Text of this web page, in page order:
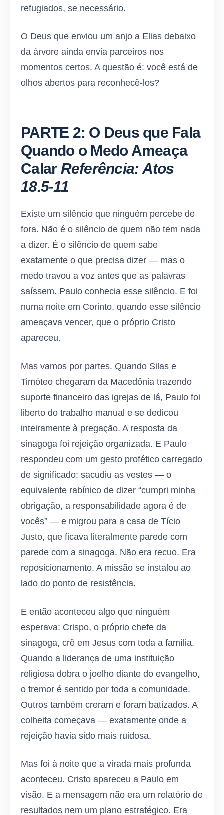
refugiados, se necessário.
O Deus que enviou um anjo a Elias debaixo
da árvore ainda envia parceiros nos
momentos certos. A questão é: você está de
olhos abertos para reconhecê-los?
PARTE 2: O Deus que Fala
Quando o Medo Ameaça
Calar Referência: Atos
18.5-11
Existe um silêncio que ninguém percebe de
fora. Não é o silêncio de quem não tem nada
a dizer. É o silêncio de quem sabe
exatamente o que precisa dizer — mas o
medo travou a voz antes que as palavras
saíssem. Paulo conhecia esse silêncio. E foi
numa noite em Corinto, quando esse silêncio
ameaçava vencer, que o próprio Cristo
apareceu.
Mas vamos por partes. Quando Silas e
Timóteo chegaram da Macedônia trazendo
suporte financeiro das igrejas de lá, Paulo foi
liberto do trabalho manual e se dedicou
inteiramente à pregação. A resposta da
sinagoga foi rejeição organizada. E Paulo
respondeu com um gesto profético carregado
de significado: sacudiu as vestes — o
equivalente rabínico de dizer “cumpri minha
obrigação, a responsabilidade agora é de
vocês” — e migrou para a casa de Tício
Justo, que ficava literalmente parede com
parede com a sinagoga. Não era recuo. Era
reposicionamento. A missão se instalou ao
lado do ponto de resistência.
E então aconteceu algo que ninguém
esperava: Crispo, o próprio chefe da
sinagoga, crê em Jesus com toda a família.
Quando a liderança de uma instituição
religiosa dobra o joelho diante do evangelho,
o tremor é sentido por toda a comunidade.
Outros também creram e foram batizados. A
colheita começava — exatamente onde a
rejeição havia sido mais ruidosa.
Mas foi à noite que a virada mais profunda
aconteceu. Cristo apareceu a Paulo em
visão. E a mensagem não era um relatório de
resultados nem um plano estratégico. Era